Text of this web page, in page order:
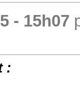
- 15h07
: